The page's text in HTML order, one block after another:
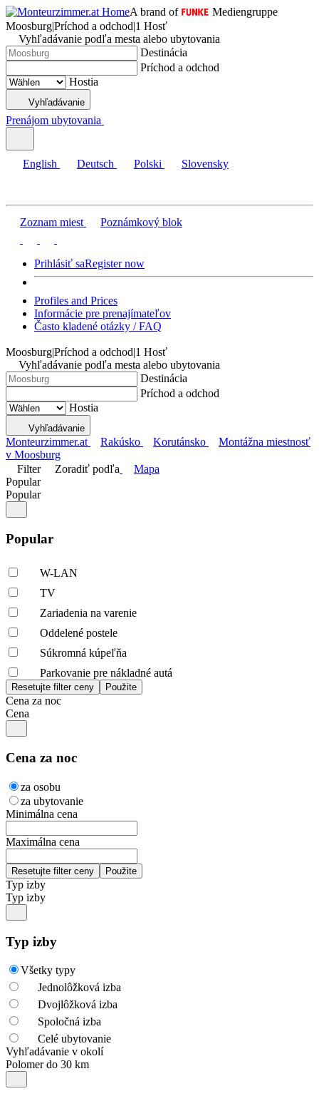
A brand of
Mediengruppe
Moosburg|Príchod a odchod|1 Hosť
Vyhľadávanie podľa mesta alebo ubytovania
Destinácia
Príchod a odchod
Hostia
Vyhľadávanie
Prenájom ubytovania
English Deutsch Polski Slovensky
Zoznam miest Poznámkový blok
Prihlásiť saRegister now
Profiles and Prices
Informácie pre prenajímateľov
Často kladené otázky / FAQ
Moosburg|Príchod a odchod|1 Hosť
Vyhľadávanie podľa mesta alebo ubytovania
Destinácia
Príchod a odchod
Hostia
Vyhľadávanie
Monteurzimmer.at Rakúsko Korutánsko
Montážna miestnosť
v Moosburg
Filter
Zoradiť podľa
Mapa
Popular
Popular
Popular
W-LAN
TV
Zariadenia na varenie
Oddelené postele
Súkromná kúpeľňa
Parkovanie pre nákladné autá
Cena za noc
Cena
Cena za noc
za osobu
za ubytovanie
Minimálna cena
Maximálna cena
Typ izby
Typ izby
Typ izby
Všetky typy
Jednolôžková izba
Dvojlôžková izba
Spoločná izba
Celé ubytovanie
Vyhľadávanie v okolí
Polomer do 30 km